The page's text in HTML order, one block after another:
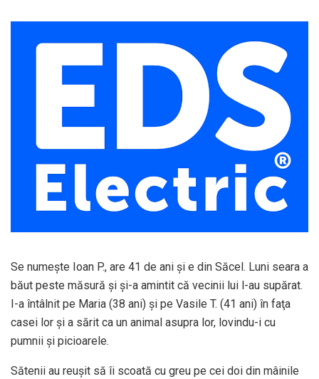
Se numeşte Ioan P., are 41 de ani şi e din Săcel. Luni seara a
băut peste măsură şi şi-a amintit că vecinii lui l-au supărat.
I-a întâlnit pe Maria (38 ani) şi pe Vasile T. (41 ani) în faţa
casei lor şi a sărit ca un animal asupra lor, lovindu-i cu
pumnii şi picioarele.
Sătenii au reuşit să îi scoată cu greu pe cei doi din mâinile